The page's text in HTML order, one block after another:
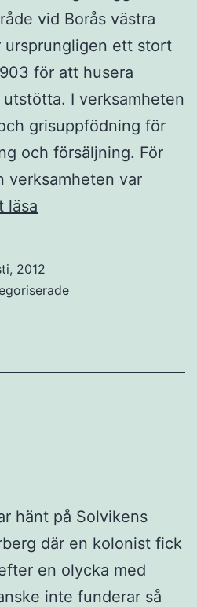
vid Borås västra
ursprungligen ett stort
för att husera
I verksamheten
grisuppfödning för
och försäljning. För
verksamheten var
läsa
2012
hänt på Solvikens
där en kolonist fick
en olycka med
inte funderar så